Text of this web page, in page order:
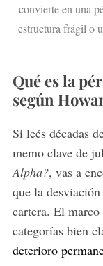
convierte en una
estructura frágil o
Qué es la
según
Si leés décadas
memo clave de
Alpha?, vas a
que la
cartera. El
categorías bien
deterioro